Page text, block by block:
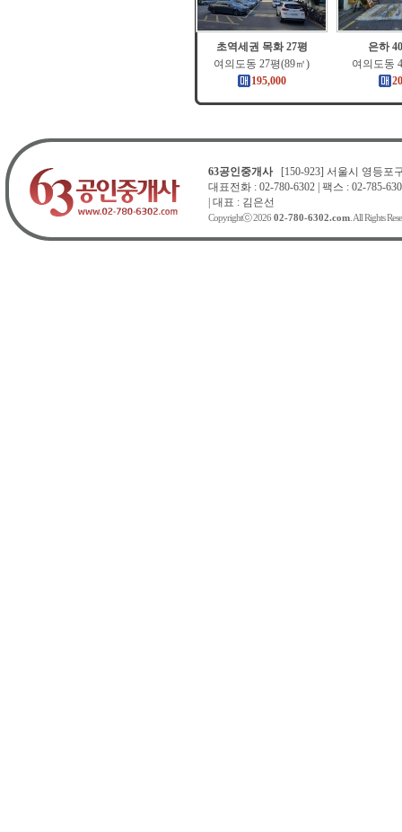
초역세권 목화 27평
여의도동 27평(89㎡)
195,000
은하
여의도동
63공인중개사[150-923] 서울시 영등포
대표전화 : 02-780-6302 | 팩스 : 02-785-
| 대표 : 김은선
Copyrightⓒ 2026 02-780-6302.com. All Rights